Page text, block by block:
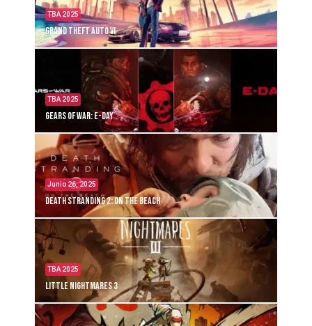
TBA 2025
Grand Theft Auto VI
TBA 2025
Gears of War: E-Day
Junio 26, 2025
Death Stranding 2: On the Beach
TBA 2025
Little Nightmares 3